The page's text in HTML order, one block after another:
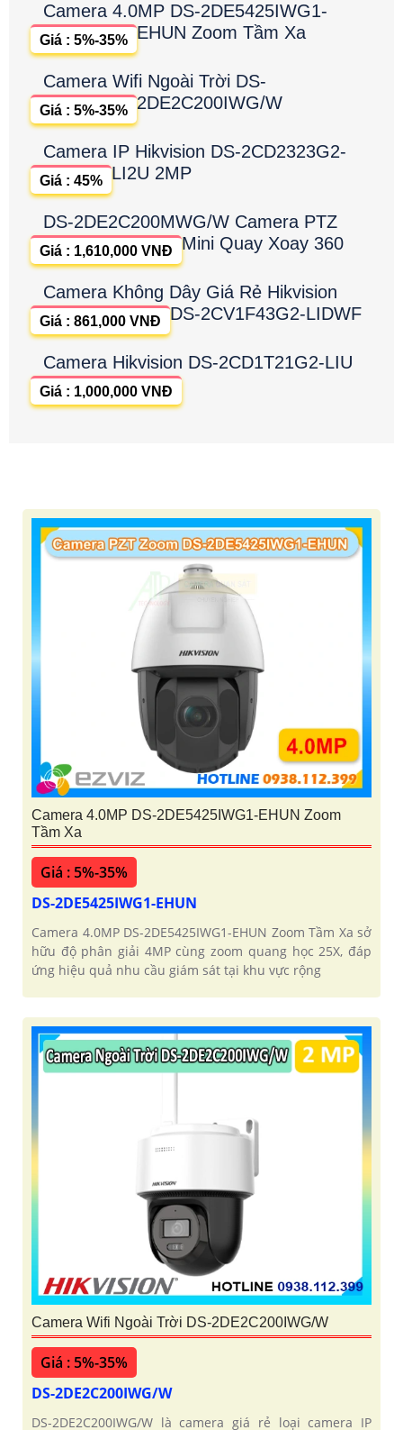
Camera 4.0MP DS-2DE5425IWG1-
EHUN Zoom Tầm Xa
Giá : 5%-35%
Camera Wifi Ngoài Trời DS-
2DE2C200IWG/W
Giá : 5%-35%
Camera IP Hikvision DS-2CD2323G2-
LI2U 2MP
Giá : 45%
DS-2DE2C200MWG/W Camera PTZ
Mini Quay Xoay 360
Giá : 1,610,000 VNĐ
Camera Không Dây Giá Rẻ Hikvision
DS-2CV1F43G2-LIDWF
Giá : 861,000 VNĐ
Camera Hikvision DS-2CD1T21G2-LIU
Giá : 1,000,000 VNĐ
Camera 4.0MP DS-2DE5425IWG1-EHUN Zoom
Tầm Xa
Giá : 5%-35%
DS-2DE5425IWG1-EHUN
Camera 4.0MP DS-2DE5425IWG1-EHUN Zoom Tầm Xa sở
hữu độ phân giải 4MP cùng zoom quang học 25X, đáp
ứng hiệu quả nhu cầu giám sát tại khu vực rộng
Camera Wifi Ngoài Trời DS-2DE2C200IWG/W
Giá : 5%-35%
DS-2DE2C200IWG/W
DS-2DE2C200IWG/W là camera giá rẻ loại camera IP